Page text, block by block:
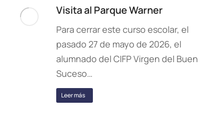
Visita al Parque Warner
Para cerrar este curso escolar, el
pasado 27 de mayo de 2026, el
alumnado del CIFP Virgen del Buen
Suceso…
Leer más